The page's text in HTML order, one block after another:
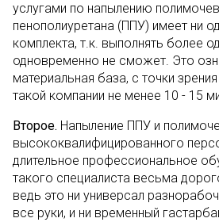
услугами по напылению
пенополиуретана (ППУ) имеет ни
комплекта, т.к. выполнять более
одновременно не сможет. Это
материальная база, с точки
такой компании не менее 10 - 15
Второе. Напыление ППУ и
высококвалифицированного
длительное профессиональное
такого специалиста весьма
ведь это ни универсал
все руки, и ни временный